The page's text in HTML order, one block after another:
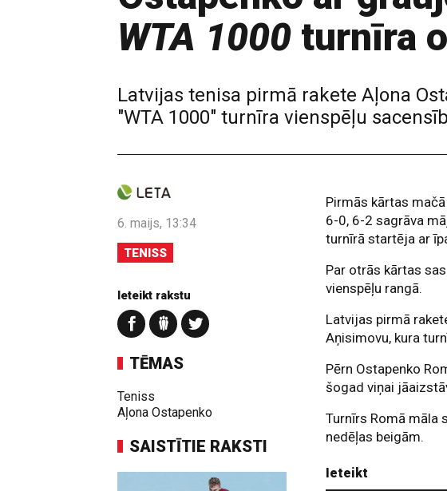
WTA 1000 turnīra
Latvijas tenisa pirmā rakete Aļona
"WTA 1000" turnīra vienspēļu
6. maijs, 13:34
TENISS
Ieteikt rakstu
TĒMAS
Teniss
Aļona Ostapenko
SAISTĪTIE RAKSTI
Pirmās kārtas
6-0, 6-2 sagrāva
turnīrā startēja ar
Par otrās kārtas
vienspēļu rangā.
Latvijas pirmā
Aņisimovu, kura
Pērn Ostapenko
šogad viņai
Turnīrs Romā māla
nedēļas beigām.
Ieteikt